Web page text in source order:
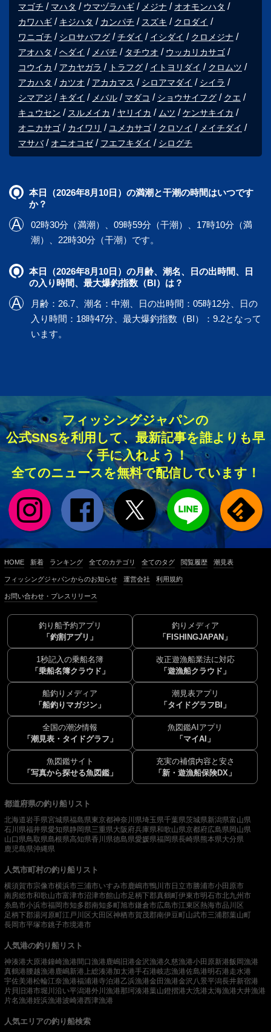
マゴチ マハタ ウマヅラハギ メジナ
オオモンハタ
カワハギ
キジハタ カンパチ スズキ
クロダイ
ワニゴチ
シロサバフグ チダイ イシダイ
クロメジナ
アオハタ
ヘダイ メバチ タチウオ
ウッカリカサゴ
コウイカ
アカヤガラ トラフグ イトヨリダイ
クロムツ
アカハタ
カツオ アカカマス シロアマダイ
シイラ
シマアジ
キダイ メバル マダコ ショウサイフグ
クエ
キュウセン
スルメイカ ヤリイカ ムツ
ケンサキイカ
オニカサゴ
カイワリ ユメカサゴ クロソイ
メイチダイ
マサバ
オニオコゼ フエフキダイ シログチ
本日（2026年8月10日）の満潮と干潮の時間はいつです
か？
02時30分（満潮）、09時59分（干潮）、17時10分（満
潮）、22時30分（干潮）です。
本日（2026年8月10日）の月齢、潮名、日の出時間、日
の入り時間、最大爆釣指数（BI）は？
月齢：26.7、潮名：中潮、日の出時間：05時12分、日の
入り時間：18時47分、最大爆釣指数（BI）：9.2となって
います。
フィッシングジャパンの
公式SNSを利用して、最新記事を誰よりも早
く手に入れよう！
全てのニュースを無料で配信しています！
HOME 新着 ランキング 全てのカテゴリ 全てのタグ 閲覧履歴 潮見表
フィッシングジャパンからのお知らせ 運営会社 利用規約
お問い合わせ・プレスリリース
釣り船予約アプリ
「釣割アプリ」
釣りメディア
「FISHINGJAPAN」
1秒記入の乗船名簿
「乗船名簿クラウド」
改正遊漁船業法に対応
「遊漁船クラウド」
船釣りメディア
「船釣りマガジン」
潮見表アプリ
「タイドグラフBI」
全国の潮汐情報
「潮見表・タイドグラフ」
魚図鑑AIアプリ
「マイAI」
魚図鑑サイト
「写真から探せる魚図鑑」
充実の補償内容と安さ
「新・遊漁船保険DX」
都道府県の釣り船リスト
北海道岩手県宮城県福島県東京都神奈川県埼玉県千葉県茨城県新潟県富山県
石川県福井県愛知県静岡県三重県大阪府兵庫県和歌山県京都府広島県岡山県
山口県鳥取県島根県高知県香川県徳島県愛媛県福岡県長崎県熊本県大分県
鹿児島県沖縄県
人気市町村の釣り船リスト
横須賀市宗像市横浜市三浦市いすみ市鹿嶋市鴨川市日立市勝浦市小田原市
南房総市和歌山市富津市沼津市館山市足柄下郡真鶴町伊東市明石市北九州市
糸島市小浜市福岡市知多郡南知多町旭市鎌倉市広島市江東区熱海市品川区
足柄下郡湯河原町江戸川区大田区神栖市賀茂郡南伊豆町山武市三浦郡葉山町
長岡市平塚市銚子市境港市
人気港の釣り船リスト
神湊港大原港鐘崎漁港間口漁港 鹿嶋旧港金沢漁港久慈漁港小田原新港飯岡漁港
真鶴港腰越漁港 鹿嶋新港 上総湊港加太港手石港岐志漁港佐島港明石港走水港
宇佐美港松輪江奈漁港福浦港寺泊港乙浜漁港金田漁港金沢八景平潟長井新宿港
片貝旧港市堀川沿い平潟港外川漁港那珂湊港葉山鐙摺港大洗港太海漁港大井漁港
片名漁港姪浜漁港波崎港西津漁港
人気エリアの釣り船検索